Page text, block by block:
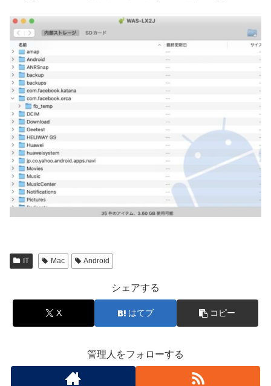
IT Mac Android
シェアする
X はてブ コピー
管理人をフォローする